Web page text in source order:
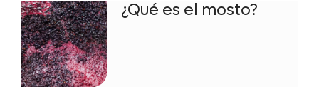
¿Qué es el mosto?